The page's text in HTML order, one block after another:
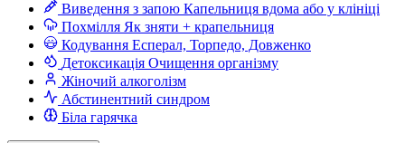
Виведення з запою Капельниця вдома або у клініці
Похмілля Як зняти + крапельниця
Кодування Есперал, Торпедо, Довженко
Детоксикація Очищення організму
Жіночий алкоголізм
Абстинентний синдром
Біла гарячка